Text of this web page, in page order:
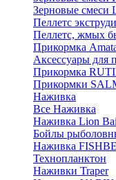
Зерновые смеси
Пеллетс
Пеллетс, жмых
Прикормка
Аксессуары для
Прикормка
Прикормки
Наживка
Все Наживка
Наживка Lion
Бойлы
Наживка
Технопланктон
Наживки Traper